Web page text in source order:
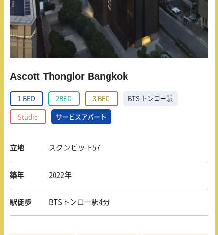
Ascott Thonglor Bangkok
1 BED 2BED 3 BED BTS トンロー駅
Studio サービスアパート
立地 スクンビット57
築年 2022年
駅徒歩 BTSトンロー駅4分